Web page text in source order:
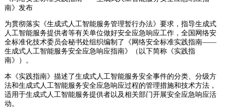
南》发布
为贯彻落实《生成式人工智能服务管理暂行办法》要求，指导生成式
人工智能服务提供者等有关单位做好安全应急响应工作，全国网络安
全标准化技术委员会秘书处组织编制了《网络安全标准实践指南——
生成式人工智能服务安全应急响应指南》（以下简称《实践指
南》）。
本《实践指南》描述了生成式人工智能服务安全事件的分类、分级方
法和生成式人工智能服务安全应急响应过程的管理措施和技术方法，
适用于生成式人工智能服务提供者以及相关部门开展安全应急响应活
动。